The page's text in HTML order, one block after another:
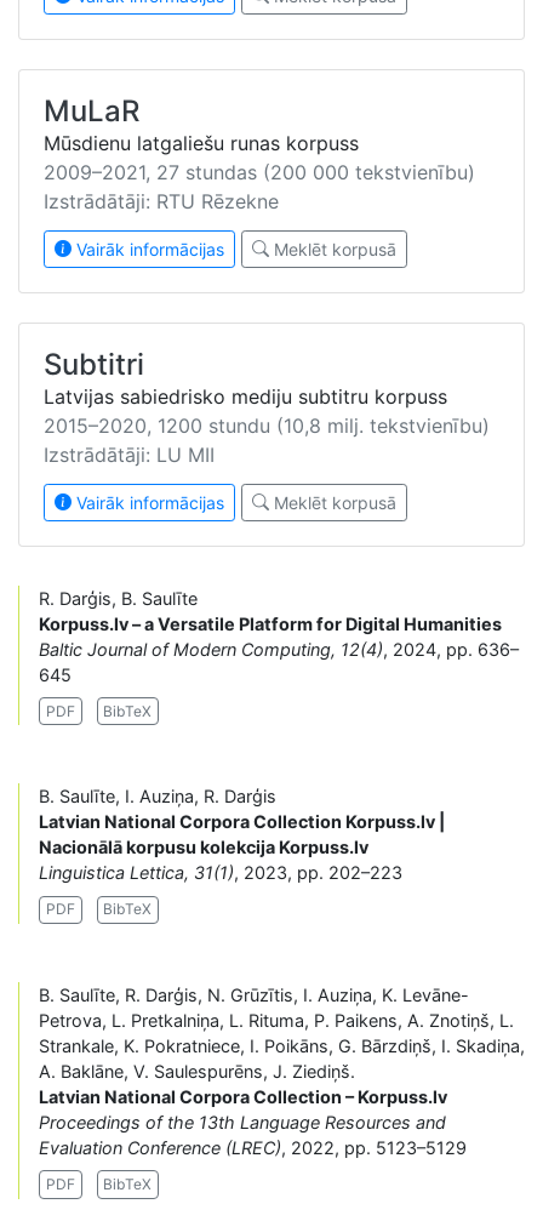
MuLaR
Mūsdienu latgaliešu runas korpuss
2009–2021, 27 stundas (200 000 tekstvienību)
Izstrādātāji: RTU Rēzekne
Vairāk informācijas Meklēt korpusā
Subtitri
Latvijas sabiedrisko mediju subtitru korpuss
2015–2020, 1200 stundu (10,8 milj. tekstvienību)
Izstrādātāji: LU MII
Vairāk informācijas Meklēt korpusā
R. Darģis, B. Saulīte
Korpuss.lv – a Versatile Platform for Digital Humanities
Baltic Journal of Modern Computing, 12(4), 2024, pp. 636–
645
PDF BibTeX
B. Saulīte, I. Auziņa, R. Darģis
Latvian National Corpora Collection Korpuss.lv |
Nacionālā korpusu kolekcija Korpuss.lv
Linguistica Lettica, 31(1), 2023, pp. 202–223
PDF BibTeX
B. Saulīte, R. Darģis, N. Grūzītis, I. Auziņa, K. Levāne-
Petrova, L. Pretkalniņa, L. Rituma, P. Paikens, A. Znotiņš, L.
Strankale, K. Pokratniece, I. Poikāns, G. Bārzdiņš, I. Skadiņa,
A. Baklāne, V. Saulespurēns, J. Ziediņš.
Latvian National Corpora Collection – Korpuss.lv
Proceedings of the 13th Language Resources and
Evaluation Conference (LREC), 2022, pp. 5123–5129
PDF BibTeX